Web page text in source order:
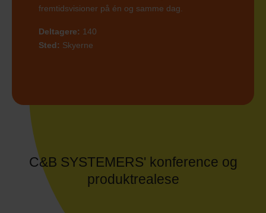
fremtidsvisioner på én og samme dag.
Deltagere: 140
Sted: Skyerne
C&B SYSTEMERS' konference og
produktrealese